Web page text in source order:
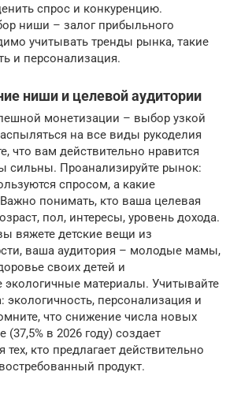
спрос и конкуренцию.
ниши – залог прибыльного
учитывать тренды рынка, такие
и персонализация.
ниши и целевой аудитории
монетизации – выбор узкой
на все виды рукоделия
что вам действительно нравится
сильны. Проанализируйте рынок:
спросом, а какие
понимать, кто ваша целевая
пол, интересы, уровень дохода.
вяжете детские вещи из
ваша аудитория – молодые мамы,
своих детей и
материалы. Учитывайте
экологичность, персонализация и
что снижение числа новых
в 2026 году) создает
кто предлагает действительно
продукт.